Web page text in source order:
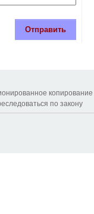
Отправить
копирование
по закону